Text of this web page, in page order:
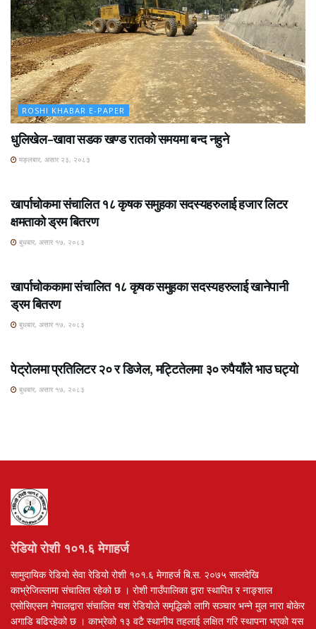
ROSHI KHABAR E-PAPER
धुलिखेल–खावा सडक खण्ड रातको समयमा बन्द नहुने
मङ्लबार, असार २३, २०८३
खार्पाचोकमा संचालित १८ कृषक समुहका सदस्यहरुलाई हजार लिटर
क्षमताको ड्रम बितरण
बुधबार, असार १७, २०८३
खार्पाचोककामा संचालित १८ कृषक समुहका सदस्यहरुलाई खानेपानी
ड्रम बितरण
बुधबार, असार १७, २०८३
पेट्रोलमा प्रतिलिटर २० र डिजेल, मट्टितेलमा ३० रुपैयाँले भाउ घट्यो
बुधबार, असार १७, २०८३
रेडियो रोशी १०१.६ मेगाहर्ज
सामुदायिक रेडियो सेवा रेडियो रोशी १०१.६ मेगाहर्ज बि.स. २०७५ सालदेखि
काभ्रेजिल्लामा संचालित रहेको छ । रोशी गाउँपालिका द्वारा स्थापित र नाङ्शाल
एसोसिएसन नेपालद्वारा संचालित यश रेडियोले समृद्धिको लागि सञ्चार भन्ने मुल नारा बोकेर
अगाडि बढिरहेको छ । काभ्रेको १३ वटै स्थानीय तहलाई लक्षित गरि स्थापना भएको यस